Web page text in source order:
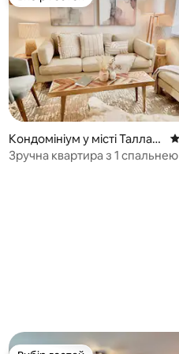
5,0 з 5, відгуки: 117
Кондомініум у місті Таллага
ссі
Зручна квартира з 1